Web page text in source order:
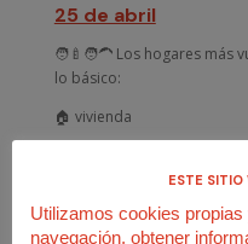
25 de abril
🧑🍼🧑🦱 Los hogares más
lo básico:
🏠 vivienda
Pero los salarios no
ESTE SITIO
Utilizamos cookies
navegación, obtener